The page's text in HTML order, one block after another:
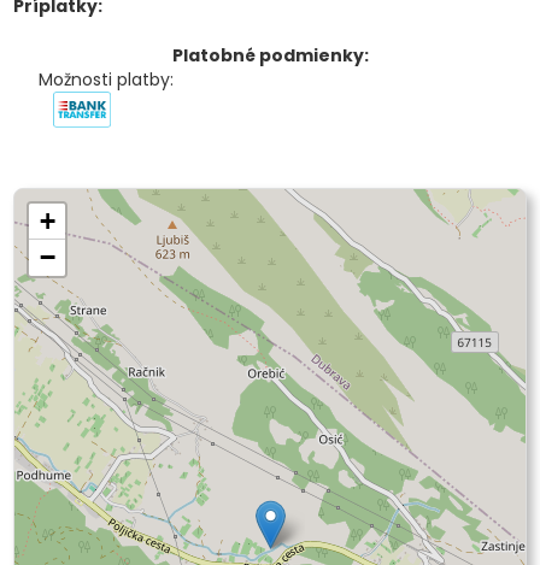
Príplatky:
Platobné podmienky:
Možnosti platby:
+
−